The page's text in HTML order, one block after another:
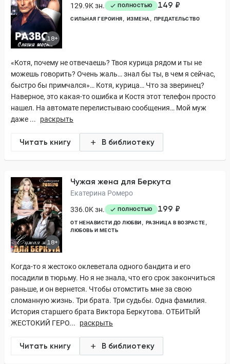
18+
129.9K зн.
ПОЛНОСТЬЮ 149 ₽
СИЛЬНАЯ ГЕРОИНЯ ИЗМЕНА ПРЕДАТЕЛЬСТВО
«Котя, почему не отвечаешь? Твоя курица рядом и ты не
можешь говорить? Очень жаль… знал бы ты, в чем я сейчас,
быстро бы примчался»… Котя, курица… Что за зверинец?
Наверное, это какая-то ошибка и Костя этот телефон просто
нашел. На автомате перелистываю сообщения… Мой муж
даже ...
раскрыть
Читать книгу В библиотеку
18+
Чужая жена для Беркута
Екатерина Ромеро
336.0K зн.
ПОЛНОСТЬЮ 199 ₽
ОТ НЕНАВИСТИ ДО ЛЮБВИ
РАЗНИЦА В ВОЗРАСТЕ
ЛЮБОВЬ И МЕСТЬ
Когда-то я жестоко оклеветала одного бандита и его
посадили в тюрьму. Но я не знала, что его срок закончиться
раньше, и он вернется. Чтобы отомстить мне за свою
сломанную жизнь. Три брата. Три судьбы. Одна фамилия.
История старшего брата Виктора Беркутова. ОТБИТЫЙ
ЖЕСТОКИЙ ГЕРО...
раскрыть
Читать книгу В библиотеку